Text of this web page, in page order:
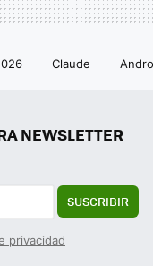
Claude
NEWSLETTER
SUSCRIBIR
privacidad